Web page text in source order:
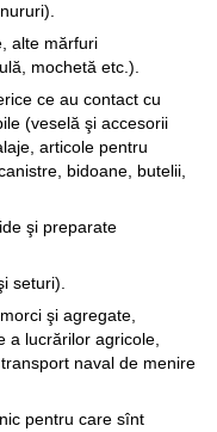
alte mărfuri
mochetă etc.).
ce au contact cu
(veselă şi accesorii
articole pentru
bidoane, butelii,
şi preparate
seturi).
şi agregate,
a lucrărilor agricole,
naval de menire
pentru care sînt